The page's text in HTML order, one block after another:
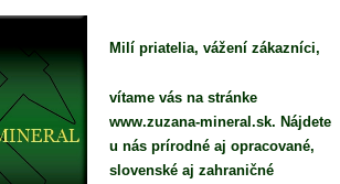
Milí priatelia, vážení zákazníci,
vítame vás na stránke
www.zuzana-mineral.sk. Nájdete
u nás prírodné aj opracované,
slovenské aj zahraničné